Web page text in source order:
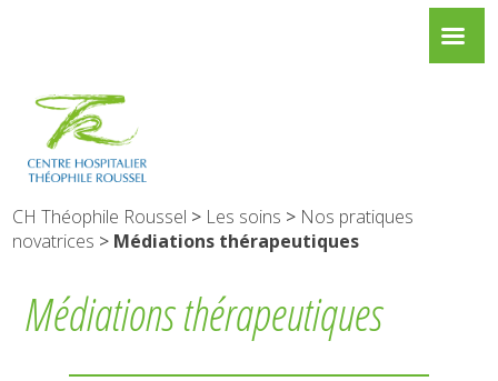
CH Théophile Roussel > Les soins > Nos pratiques
novatrices > Médiations thérapeutiques
Médiations thérapeutiques